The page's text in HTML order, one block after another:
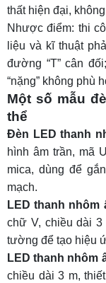
thất hiện đại,
Nhược điểm: thi
liệu và kĩ thuật
đường “T” cân
“nặng” không phù
Một số mẫu
thể
Đèn LED thanh
hình âm trần, mã
mica, dùng để
mạch.
LED thanh nhôm
chữ V, chiều dài 3
tường để tạo hiệu
LED thanh nhôm
chiều dài 3 m,